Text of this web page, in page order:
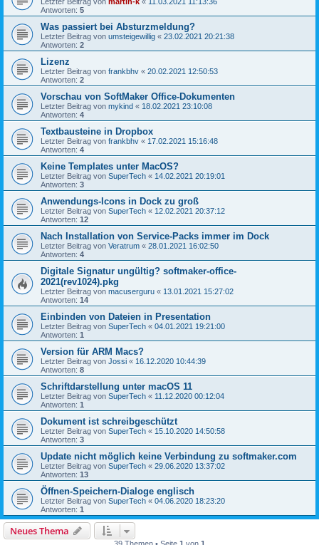
Antworten: 5
Was passiert bei Absturzmeldung?
Letzter Beitrag von umsteigewillig « 23.02.2021 20:21:38
Antworten: 2
Lizenz
Letzter Beitrag von frankbhv « 20.02.2021 12:50:53
Antworten: 2
Vorschau von SoftMaker Office-Dokumenten
Letzter Beitrag von mykind « 18.02.2021 23:10:08
Antworten: 4
Textbausteine in Dropbox
Letzter Beitrag von frankbhv « 17.02.2021 15:16:48
Antworten: 4
Keine Templates unter MacOS?
Letzter Beitrag von SuperTech « 14.02.2021 20:19:01
Antworten: 3
Anwendungs-Icons in Dock zu groß
Letzter Beitrag von SuperTech « 12.02.2021 20:37:12
Antworten: 12
Nach Installation von Service-Packs immer im Dock
Letzter Beitrag von Veratrum « 28.01.2021 16:02:50
Antworten: 4
Digitale Signatur ungültig? softmaker-office-
2021(rev1024).pkg
Letzter Beitrag von macuserguru « 13.01.2021 15:27:02
Antworten: 14
Einbinden von Dateien in Presentation
Letzter Beitrag von SuperTech « 04.01.2021 19:21:00
Antworten: 1
Version für ARM Macs?
Letzter Beitrag von Jossi « 16.12.2020 10:44:39
Antworten: 8
Schriftdarstellung unter macOS 11
Letzter Beitrag von SuperTech « 11.12.2020 00:12:04
Antworten: 1
Dokument ist schreibgeschützt
Letzter Beitrag von SuperTech « 15.10.2020 14:50:58
Antworten: 3
Update nicht möglich keine Verbindung zu softmaker.com
Letzter Beitrag von SuperTech « 29.06.2020 13:37:02
Antworten: 13
Öffnen-Speichern-Dialoge englisch
Letzter Beitrag von SuperTech « 04.06.2020 18:23:20
Antworten: 1
Neues Thema